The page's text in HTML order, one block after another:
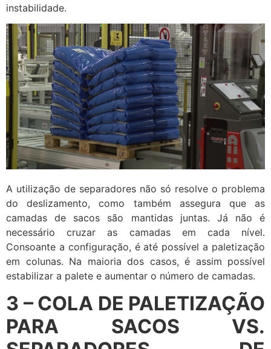
instabilidade.
A utilização de separadores não só resolve o problema
do deslizamento, como também assegura que as
camadas de sacos são mantidas juntas. Já não é
necessário cruzar as camadas em cada nível.
Consoante a configuração, é até possível a paletização
em colunas. Na maioria dos casos, é assim possível
estabilizar a palete e aumentar o número de camadas.
3 – COLA DE PALETIZAÇÃO
PARA SACOS VS.